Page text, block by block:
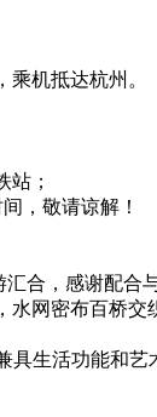
机抵达杭州。
站；
，敬请谅解！
汇合，感谢配合
网密布百桥
具生活功能和艺